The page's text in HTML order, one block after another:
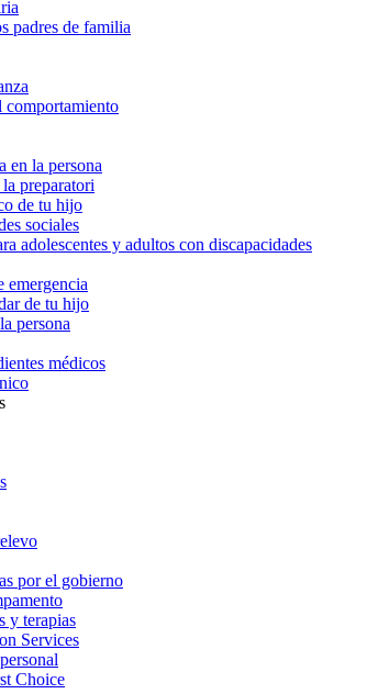
padres de familia
comportamiento
en la persona
la preparatori
de tu hijo
sociales
adolescentes y adultos con discapacidades
emergencia
de tu hijo
persona
médicos
por el gobierno
y terapias
Services
Choice